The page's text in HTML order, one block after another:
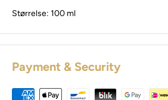
Størrelse: 100 ml
Payment & Security